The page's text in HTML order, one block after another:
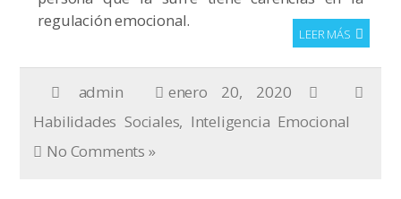
regulación emocional.
LEER MÁS
admin
enero 20, 2020
Habilidades Sociales, Inteligencia Emocional
No Comments »